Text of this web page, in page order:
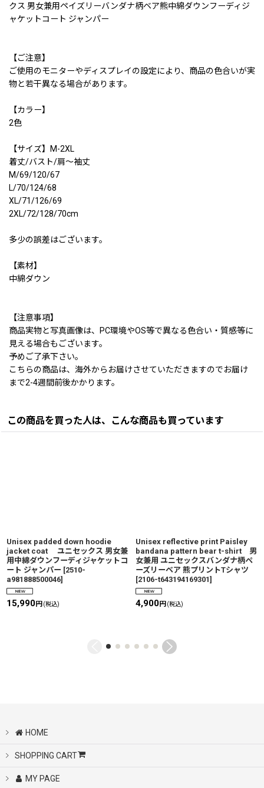
クス 男女兼用ペイズリーバンダナ柄ベア熊中綿ダウンフーディジ
ャケットコート ジャンパー
【ご注意】
ご使用のモニターやディスプレイの設定により、商品の色合いが実
物と若干異なる場合があります。
【カラー】
2色
【サイズ】M-2XL
着丈/バスト/肩〜袖丈
M/69/120/67
L/70/124/68
XL/71/126/69
2XL/72/128/70cm
多少の誤差はございます。
【素材】
中綿ダウン
【注意事項】
商品実物と写真画像は、PC環境やOS等で異なる色合い・質感等に
見える場合もございます。
予めご了承下さい。
こちらの商品は、海外からお届けさせていただきますのでお届け
まで2-4週間前後かかります。
この商品を買った人は、こんな商品も買っています
Unisex padded down hoodie
jacket coat ユニセックス 男女兼
用中綿ダウンフーディジャケットコ
ート ジャンパー [2510-
a981888500046]
15,990円 (税込)
Unisex reflective print Paisley
bandana pattern bear t-shirt 男
女兼用 ユニセックスバンダナ柄ペ
ーズリーベア 熊プリントTシャツ
[2106-t643194169301]
4,900円 (税込)
HOME
SHOPPING CART
MY PAGE